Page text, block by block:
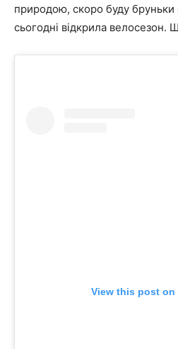
природою, скоро буду бруньки
сьогодні відкрила велосезон.
View this post on